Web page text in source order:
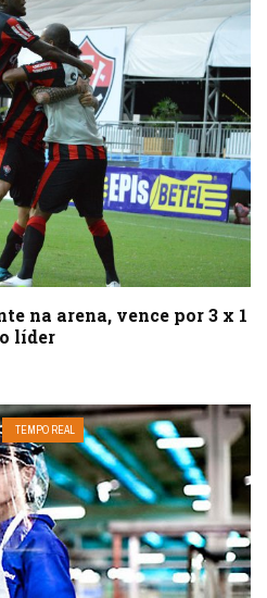
na arena, vence por 3 x 1
líder
TEMPO REAL